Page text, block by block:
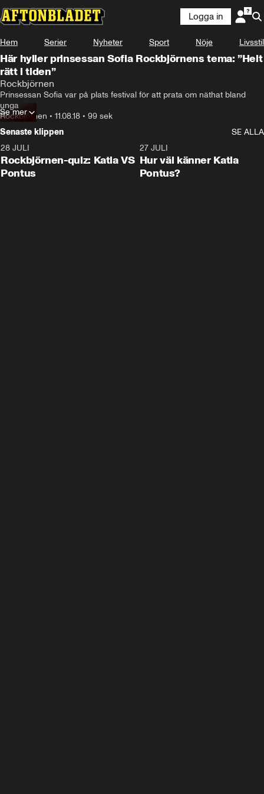
Logga in
Hem Serier Nyheter Sport Nöje Livsstil
Här hyller prinsessan Sofia Rockbjörnens tema: ”Helt
rätt i tiden”
Rockbjörnen
Prinsessan Sofia var på plats festival för att prata om näthat bland
unga
Rockbjörnen • 11.08.18 • 99 sek
Se mer
Senaste klippen
SE ALLA
28 JULI
Rockbjörnen-quiz: Katia VS
Pontus
27 JULI
Hur väl känner Katia
Pontus?